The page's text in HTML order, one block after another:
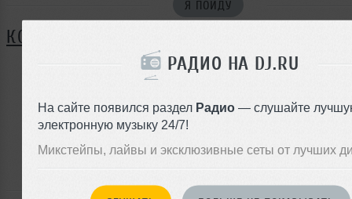
РАДИО НА DJ.RU
На сайте появился раздел Радио — слушайте
электронную музыку 24/7!
Микстейпы, лайвы и эксклюзивные сеты от лучших
Я ПОЙДУ
КОММЕНТАРИИ
ЗАРЕГИСТРИРУЙТЕСЬ
чтобы оставить комментарий